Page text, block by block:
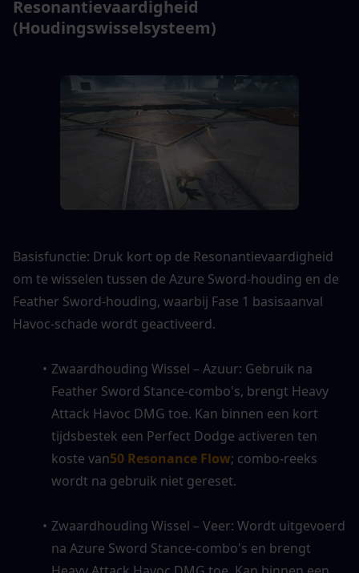
Resonantievaardigheid
(Houdingswisselsysteem)
Basisfunctie: Druk kort op de Resonantievaardigheid
om te wisselen tussen de Azure Sword-houding en de
Feather Sword-houding, waarbij Fase 1 basisaanval
Havoc-schade wordt geactiveerd.
Zwaardhouding Wissel – Azuur: Gebruik na
Feather Sword Stance-combo's, brengt Heavy
Attack Havoc DMG toe. Kan binnen een kort
tijdsbestek een Perfect Dodge activeren ten
koste van50 Resonance Flow; combo-reeks
wordt na gebruik niet gereset.
Zwaardhouding Wissel – Veer: Wordt uitgevoerd
na Azure Sword Stance-combo's en brengt